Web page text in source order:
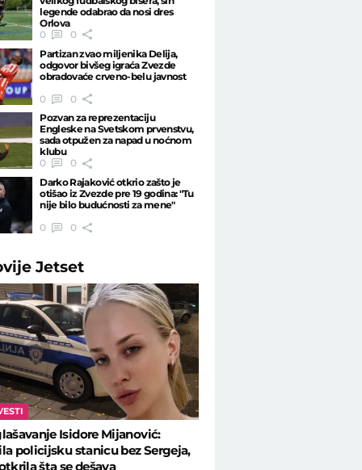
legende odabrao da nosi dres
Orlova
0
0
Partizan zvao miljenika Delija,
odgovor bivšeg igraća Zvezde
obradovaće crveno-belu javnost
0
0
Pozvan za reprezentaciju
Engleske na Svetskom prvenstvu,
sada otpužen za napad u noćnom
klubu
0
0
Darko Rajaković otkrio zašto je
otišao iz Zvezde pre 19 godina: "Tu
nije bilo budućnosti za mene"
0
0
Jetset
Isidore Mijanović:
policijsku stanicu bez Sergeja,
šta se dešava
BEOGRADA: Vladica